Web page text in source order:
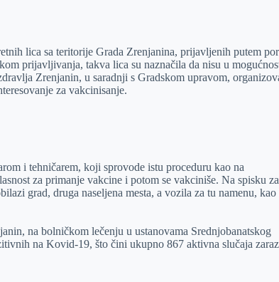
lica sa teritorije Grada Zrenjanina, prijavljenih putem
prijavljivanja, takva lica su naznačila da nisu u
Zrenjanin, u saradnji s Gradskom upravom,
za vakcinisanje.
i tehničarem, koji sprovode istu proceduru kao na
za primanje vakcine i potom se vakciniše. Na spisku za
grad, druga naseljena mesta, a vozila za tu namenu, kao
na bolničkom lečenju u ustanovama Srednjobanatskog
na Kovid-19, što čini ukupno 867 aktivna slučaja